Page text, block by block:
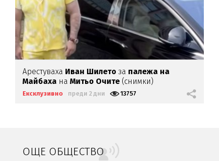
Арестуваха Иван Шилетоза палежа на
Майбаха наМитьо Очите (снимки)
Ексклузивно преди 2 дни 13757
ОЩЕ ОБЩЕСТВО